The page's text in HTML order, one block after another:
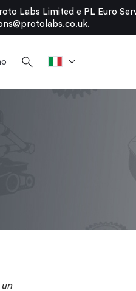
Labs Limited e PL Euro
.
search